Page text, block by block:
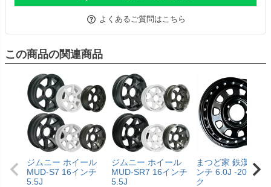
よくあるご質問はこちら
この商品の関連商品
ジムニー ホイール
MUD-S7 16インチ
5.5J
ジムニー ホイール
MUD-SR7 16インチ
5.5J
まつど家 鉄漢 16イ
ンチ 6.0J -20 ブラ
ク